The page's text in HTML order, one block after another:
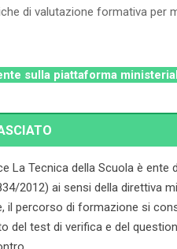
di valutazione formativa per
sulla piattaforma
La Tecnica della Scuola è
2012) ai sensi della direttiva
il percorso di formazione si
del test di verifica e del